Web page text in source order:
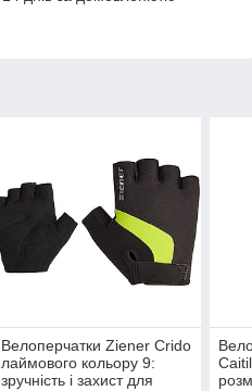
Велоперчатки Ziener Crido
лаймового кольору 9:
зручність і захист для